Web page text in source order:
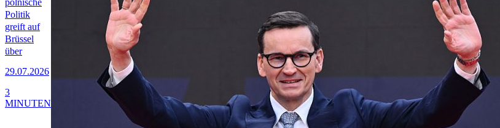
polnische
Politik
greift auf
Brüssel
über
29.07.2026
3
MINUTEN